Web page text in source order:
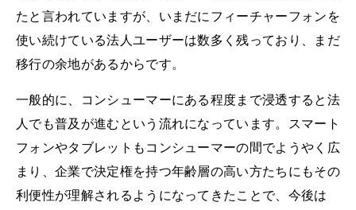
たと言われていますが、いまだにフィーチャーフォンを
使い続けている法人ユーザーは数多く残っており、まだ
移行の余地があるからです。
一般的に、コンシューマーにある程度まで浸透すると法
人でも普及が進むという流れになっています。スマート
フォンやタブレットもコンシューマーの間でようやく広
まり、企業で決定権を持つ年齢層の高い方たちにもその
利便性が理解されるようになってきたことで、今後は